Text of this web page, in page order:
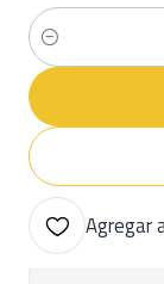
Cantidad
Agregar